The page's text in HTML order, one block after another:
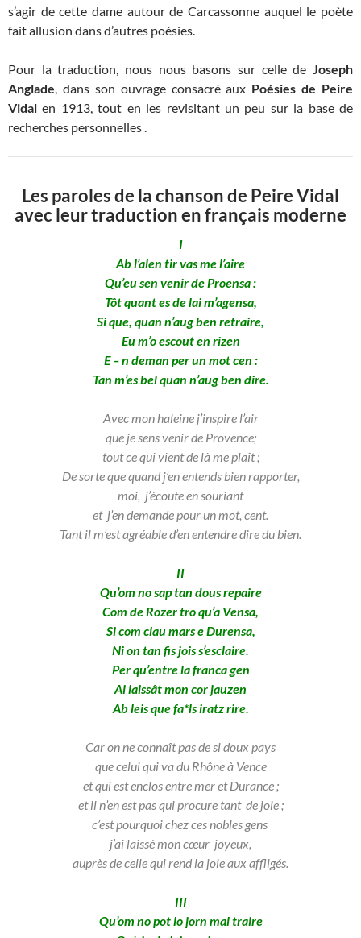
s’agir de cette dame autour de Carcassonne auquel le poète
fait allusion dans d’autres poésies.
Pour la traduction, nous nous basons sur celle de Joseph
Anglade, dans son ouvrage consacré aux Poésies de Peire
Vidal en 1913, tout en les revisitant un peu sur la base de
recherches personnelles .
Les paroles de la chanson de Peire Vidal
avec leur traduction en français moderne
I
Ab l’alen tir vas me l’aire
Qu’eu sen venir de Proensa :
Tôt quant es de lai m’agensa,
Si que, quan n’aug ben retraire,
Eu m’o escout en rizen
E – n deman per un mot cen :
Tan m’es bel quan n’aug ben dire.
Avec mon haleine j’inspire l’air
que je sens venir de Provence;
tout ce qui vient de là me plaît ;
De sorte que quand j’en entends bien rapporter,
moi, j’écoute en souriant
et j’en demande pour un mot, cent.
Tant il m’est agréable d’en entendre dire du bien.
II
Qu’om no sap tan dous repaire
Com de Rozer tro qu’a Vensa,
Si com clau mars e Durensa,
Ni on tan fis jois s’esclaire.
Per qu’entre la franca gen
Ai laissât mon cor jauzen
Ab leis que fa*ls iratz rire.
Car on ne connaît pas de si doux pays
que celui qui va du Rhône à Vence
et qui est enclos entre mer et Durance ;
et il n’en est pas qui procure tant de joie ;
c’est pourquoi chez ces nobles gens
j’ai laissé mon cœur joyeux,
auprès de celle qui rend la joie aux affligés.
III
Qu’om no pot lo jorn mal traire